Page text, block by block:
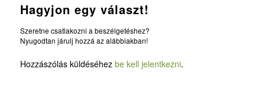
Hagyjon egy választ!
Szeretne csatlakozni a beszélgetéshez?
Nyugodtan járulj hozzá az alábbiakban!
Hozzászólás küldéséhez be kell jelentkezni.